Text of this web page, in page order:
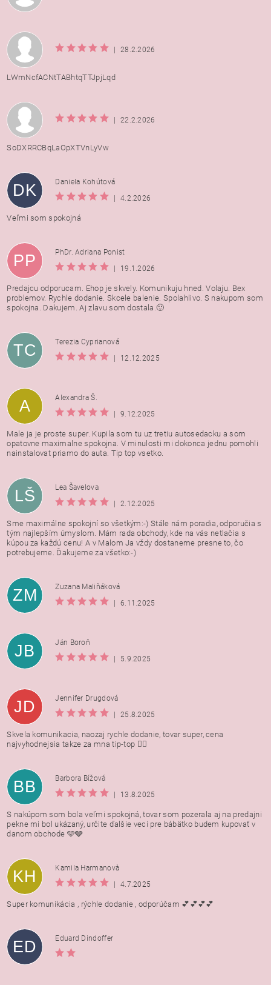
| 28.2.2026
LWmNcfACNtTABhtqTTJpjLqd
| 22.2.2026
SoDXRRCBqLaOpXTVnLyVw
DK
Daniela Kohútová
|
4.2.2026
Veľmi som spokojná
PP
PhDr. Adriana Ponist
|
19.1.2026
Predajcu odporucam. Ehop je skvely. Komunikuju hned. Volaju. Bex
problemov. Rychle dodanie. Skcele balenie. Spolahlivo. S nakupom som
spokojna. Dakujem. Aj zlavu som dostala.🙂
TC
Terezia Cyprianová
|
12.12.2025
A
Alexandra Š.
|
9.12.2025
Male ja je proste super. Kupila som tu uz tretiu autosedacku a som
opatovne maximalne spokojna. V minulosti mi dokonca jednu pomohli
nainstalovat priamo do auta. Tip top vsetko.
LŠ
Lea Šavelova
|
2.12.2025
Sme maximálne spokojní so všetkým:-) Stále nám poradia, odporučia s
tým najlepším úmyslom. Mám rada obchody, kde na vás netlačia s
kúpou za každú cenu! A v Malom Ja vždy dostaneme presne to, čo
potrebujeme. Ďakujeme za všetko:-)
ZM
Zuzana Maliňáková
|
6.11.2025
JB
Ján Boroň
|
5.9.2025
JD
Jennifer Drugdová
|
25.8.2025
Skvela komunikacia, naozaj rychle dodanie, tovar super, cena
najvyhodnejsia takze za mna tip-top 👍🏻
BB
Barbora Bížová
|
13.8.2025
S nakúpom som bola veľmi spokojná, tovar som pozerala aj na predajni
pekne mi bol ukázaný, určite ďalšie veci pre bábätko budem kupovať v
danom obchode 🩵🩶
KH
Kamila Harmanovà
|
4.7.2025
Super komunikácia , rýchle dodanie , odporúčam 💕💕💕💕
ED Eduard Dindoffer